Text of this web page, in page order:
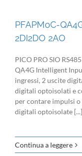
PFAPM0C-
2DI2DO 2AO
PICO PRO SIO
QA4G Intelligent
ingressi, 2 uscite
digitali optoisolati e
per contare impulsi
digitali optoisolate [...]
Continua a leggere